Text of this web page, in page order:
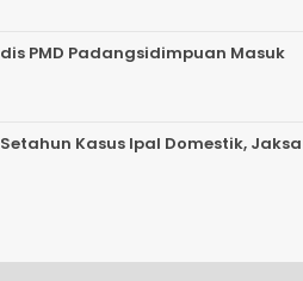
PMD Padangsidimpuan Masuk
Kasus Ipal Domestik, Jaksa